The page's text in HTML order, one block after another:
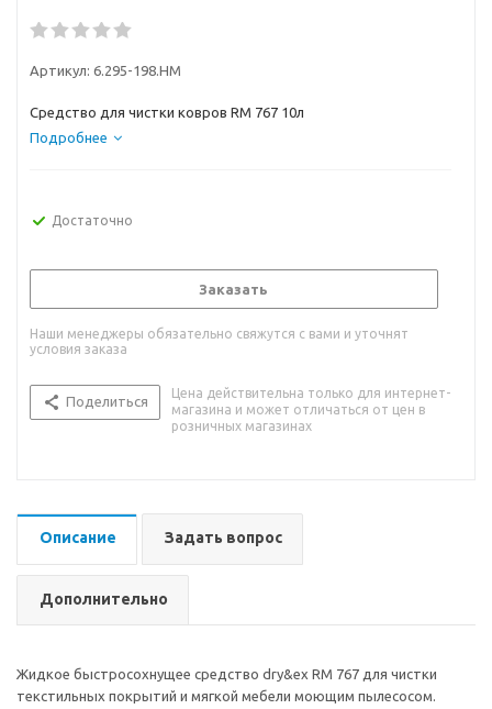
Артикул: 6.295-198.НМ
Средство для чистки ковров RM 767 10л
Подробнее
Достаточно
Заказать
Наши менеджеры обязательно свяжутся с вами и уточнят
условия заказа
Поделиться
Цена действительна только для интернет-
магазина и может отличаться от цен в
розничных магазинах
Описание Задать вопрос
Дополнительно
Жидкое быстросохнущее средство dry&ex RM 767 для чистки
текстильных покрытий и мягкой мебели моющим пылесосом.